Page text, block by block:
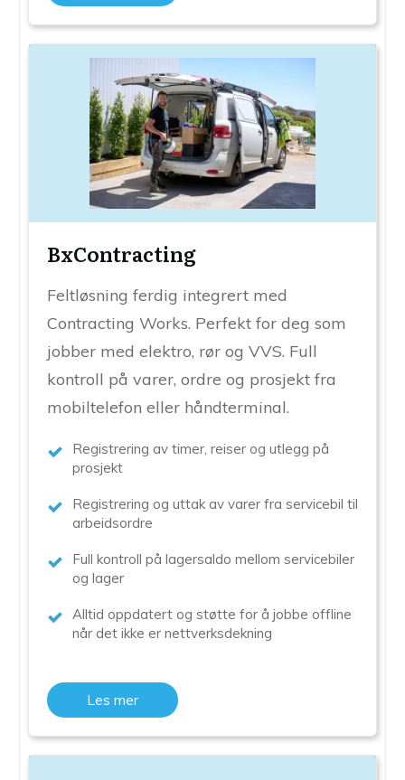
BxContracting
Feltløsning ferdig integrert med
Contracting Works. Perfekt for deg som
jobber med elektro, rør og VVS. Full
kontroll på varer, ordre og prosjekt fra
mobiltelefon eller håndterminal.
Registrering av timer, reiser og utlegg på
prosjekt
Registrering og uttak av varer fra servicebil til
arbeidsordre
Full kontroll på lagersaldo mellom servicebiler
og lager
Alltid oppdatert og støtte for å jobbe offline
når det ikke er nettverksdekning
Les mer